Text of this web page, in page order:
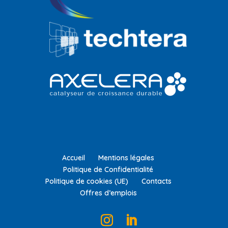
Accueil
Mentions légales
Politique de Confidentialité
Politique de cookies (UE)
Contacts
Offres d’emplois